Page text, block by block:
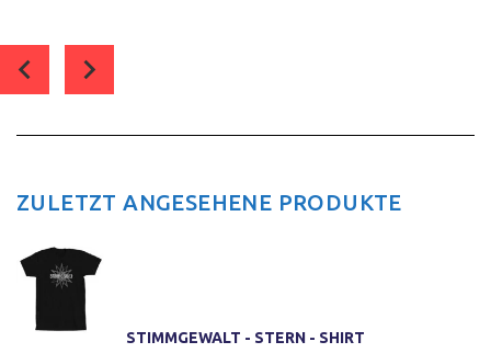
ZULETZT ANGESEHENE PRODUKTE
STIMMGEWALT - STERN - SHIRT